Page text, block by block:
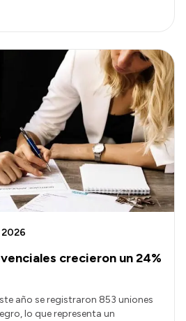
crecieron un 24%
2026
año se registraron 853 uniones
lo que representa un